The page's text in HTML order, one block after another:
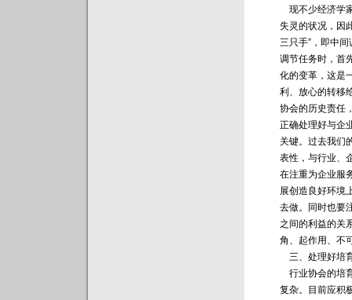
现不少经济学
失灵的状况，因
三只手”，即中
调节任务时，首
化的变革，这是
利、放心的转移
协会的历史责任
正确处理好与企
关键。过去我们
表性，与行业、
在注重为企业服
展创造良好环境
去做。同时也要
之间的利益的
角、起作用、不
三、处理好培
行业协会的培
复杂。目前应积